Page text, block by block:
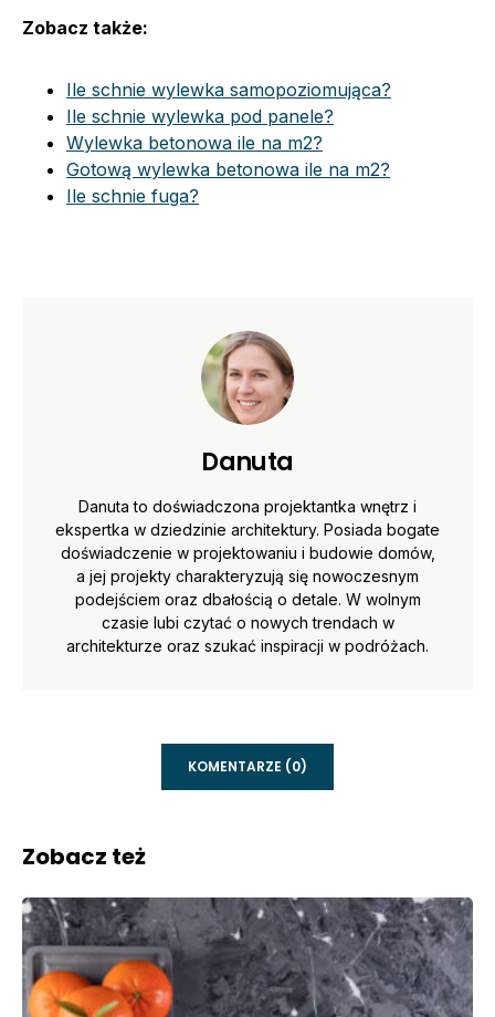
Zobacz także:
Ile schnie wylewka samopoziomująca?
Ile schnie wylewka pod panele?
Wylewka betonowa ile na m2?
Gotową wylewka betonowa ile na m2?
Ile schnie fuga?
Danuta
Danuta to doświadczona projektantka wnętrz i
ekspertka w dziedzinie architektury. Posiada bogate
doświadczenie w projektowaniu i budowie domów,
a jej projekty charakteryzują się nowoczesnym
podejściem oraz dbałością o detale. W wolnym
czasie lubi czytać o nowych trendach w
architekturze oraz szukać inspiracji w podróżach.
KOMENTARZE (0)
Zobacz też